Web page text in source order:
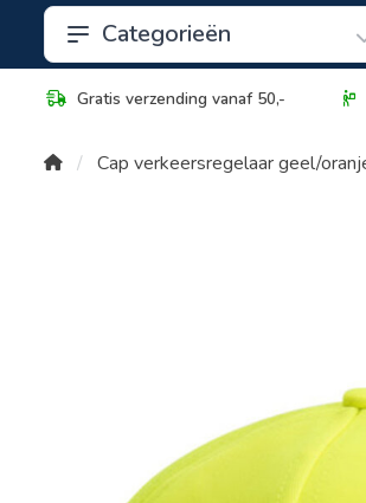
Categorieën
Gratis verzending vanaf 50,-
Cap verkeersregelaar geel/